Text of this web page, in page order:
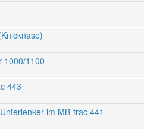
1000/1100
443
im MB-trac 441